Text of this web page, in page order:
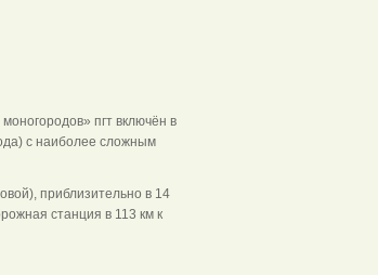
пгт включён в
с наиболее сложным
приблизительно в 14
станция в 113 км к